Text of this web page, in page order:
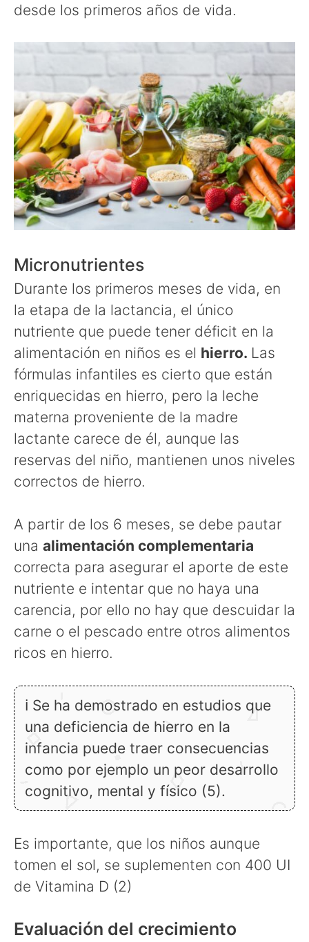
desde los primeros años de vida.
Micronutrientes
Durante los primeros meses de vida, en
la etapa de la lactancia, el único
nutriente que puede tener déficit en la
alimentación en niños es el hierro. Las
fórmulas infantiles es cierto que están
enriquecidas en hierro, pero la leche
materna proveniente de la madre
lactante carece de él, aunque las
reservas del niño, mantienen unos niveles
correctos de hierro.
A partir de los 6 meses, se debe pautar
una alimentación complementaria
correcta para asegurar el aporte de este
nutriente e intentar que no haya una
carencia, por ello no hay que descuidar la
carne o el pescado entre otros alimentos
ricos en hierro.
ℹ Se ha demostrado en estudios que
una deficiencia de hierro en la
infancia puede traer consecuencias
como por ejemplo un peor desarrollo
cognitivo, mental y físico (5).
Es importante, que los niños aunque
tomen el sol, se suplementen con 400 UI
de Vitamina D (2)
Evaluación del crecimiento